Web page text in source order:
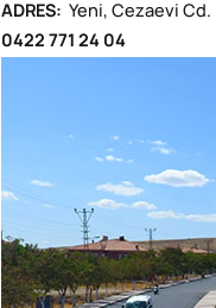
ADRES: Yeni, Cezaevi
0422 771 24 04